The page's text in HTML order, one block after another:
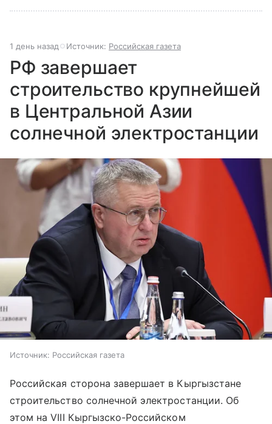
1 день назад Источник: Российская газета
РФ завершает
строительство крупнейшей
в Центральной Азии
солнечной электростанции
Источник: Российская газета
Российская сторона завершает в Кыргызстане
строительство солнечной электростанции. Об
этом на VIII Кыргызско-Российском